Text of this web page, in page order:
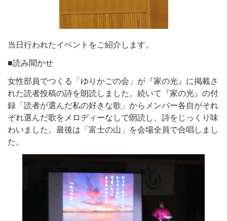
当日行われたイベントをご紹介します。
■読み聞かせ
女性部員でつくる「ゆりかごの会」が『家の光』に掲載さ
れた読者投稿の詩を朗読しました。続いて『家の光』の付
録「読者が選んだ私の好きな歌」からメンバー各自がそれ
ぞれ選んだ歌をメロディーなしで朗読し、詩をじっくり味
わいました。最後は「富士の山」を会場全員で合唱しまし
た。